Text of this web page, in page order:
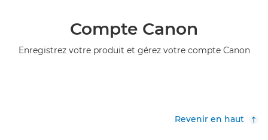
Compte Canon
Enregistrez votre produit et gérez votre compte Canon
Revenir en haut